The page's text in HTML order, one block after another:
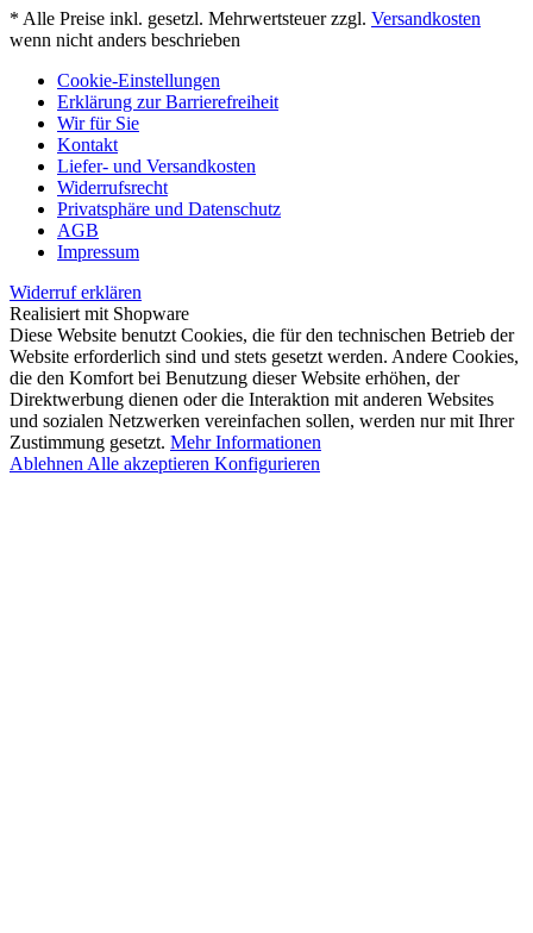
* Alle Preise inkl. gesetzl. Mehrwertsteuer zzgl. Versandkosten
wenn nicht anders beschrieben
Cookie-Einstellungen
Erklärung zur Barrierefreiheit
Wir für Sie
Kontakt
Liefer- und Versandkosten
Widerrufsrecht
Privatsphäre und Datenschutz
AGB
Impressum
Widerruf erklären
Realisiert mit Shopware
Diese Website benutzt Cookies, die für den technischen Betrieb der
Website erforderlich sind und stets gesetzt werden. Andere Cookies,
die den Komfort bei Benutzung dieser Website erhöhen, der
Direktwerbung dienen oder die Interaktion mit anderen Websites
und sozialen Netzwerken vereinfachen sollen, werden nur mit Ihrer
Zustimmung gesetzt. Mehr Informationen
Ablehnen Alle akzeptieren Konfigurieren